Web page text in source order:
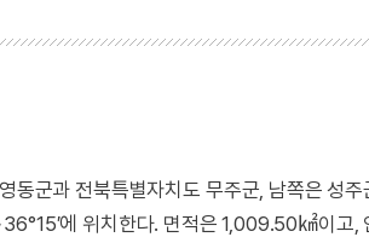
동군과 전북특별자치도 무주군, 남쪽은 성
에 위치한다. 면적은 1,009.50㎢이